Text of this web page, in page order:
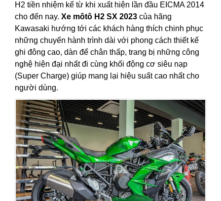
H2 tiền nhiệm kể từ khi xuất hiện lần đầu EICMA 2014
cho đến nay. Xe môtô H2 SX 2023 của hãng
Kawasaki hướng tới các khách hàng thích chinh phục
những chuyến hành trình dài với phong cách thiết kế
ghi đông cao, dàn để chân thấp, trang bị những công
nghệ hiện đại nhất đi cùng khối động cơ siêu nạp
(Super Charge) giúp mang lại hiệu suất cao nhất cho
người dùng.